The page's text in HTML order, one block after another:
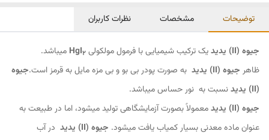
توضیحات مشخصات نظرات کاربران
جیوه (II) یدید یک ترکیب شیمیایی با فرمول مولکولی HgI2
میباشد.
ظاهر جیوه (II) یدید به صورت پودر بی بو و بی مزه مایل به قرمز است.جیوه
(II) یدید
نسبت به نور حساس میباشد.
جیوه (II) یدید
معمولاً بصورت آزمایشگاهی تولید میشود، اما در طبیعت به
عنوان ماده معدنی بسیار کمیاب یافت میشود. جیوه (II) یدید
در آب